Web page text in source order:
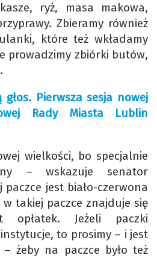
ryż, masa makowa,
Zbieramy również
które też wkładamy
prowadzimy zbiórki butów,
głos. Pierwsza sesja nowej
Rady Miasta Lublin
wielkości, bo specjalnie
– wskazuje senator
paczce jest biało-czerwona
takiej paczce znajduje się
opłatek. Jeżeli paczki
to prosimy – i jest
żeby na paczce było też